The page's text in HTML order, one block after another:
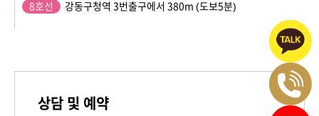
8호선 강동구청역 3번출구에서 380m (도보5분)
상담 및 예약